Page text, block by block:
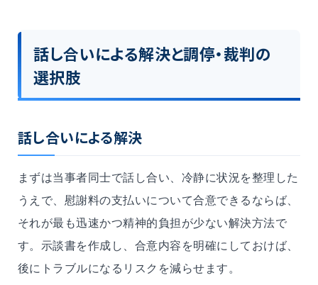
話し合いによる解決と調停・裁判の
選択肢
話し合いによる解決
まずは当事者同士で話し合い、冷静に状況を整理した
うえで、慰謝料の支払いについて合意できるならば、
それが最も迅速かつ精神的負担が少ない解決方法で
す。示談書を作成し、合意内容を明確にしておけば、
後にトラブルになるリスクを減らせます。